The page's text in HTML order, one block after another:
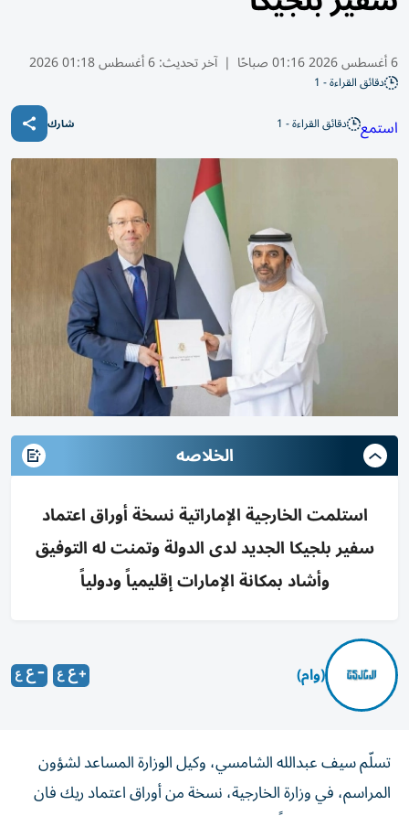
6 أغسطس 2026 01:16 صباحًا | آخر تحديث:6 أغسطس 01:18 2026
دقائق القراءة - 1
استمع دقائق القراءة - 1 شارك
الخلاصه
استلمت الخارجية الإماراتية نسخة أوراق اعتماد
سفير بلجيكا الجديد لدى الدولة وتمنت له التوفيق
وأشاد بمكانة الإمارات إقليمياً ودولياً
(وام)
تسلّم سيف عبدالله الشامسي، وكيل الوزارة المساعد لشؤون
المراسم، في وزارة الخارجية، نسخة من أوراق اعتماد ريك فان